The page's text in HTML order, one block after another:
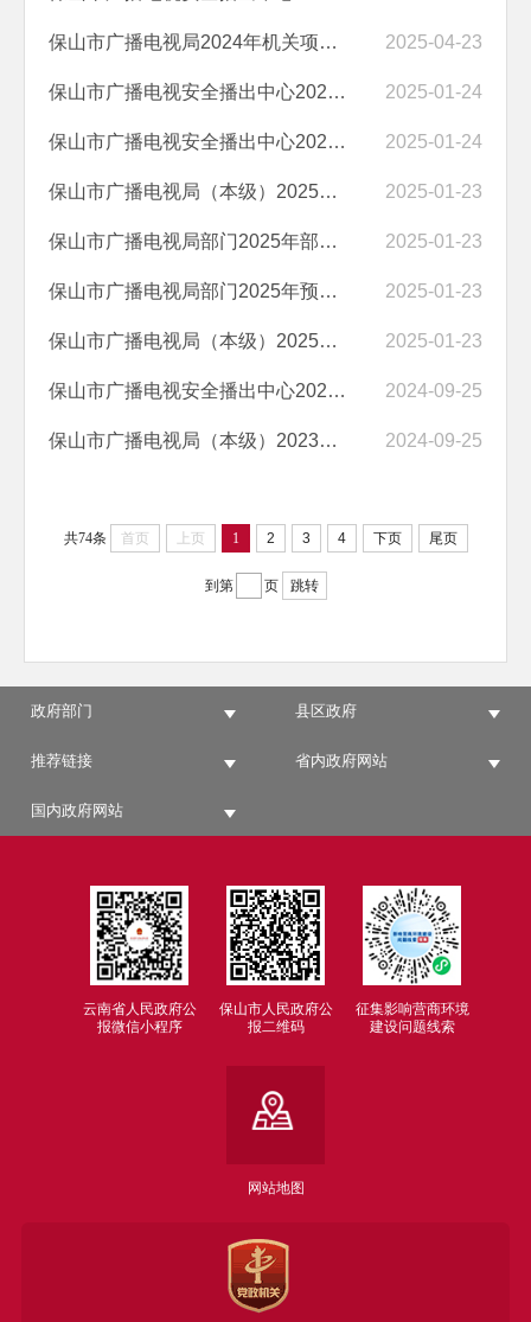
保山市广播电视局2024年机关项目支出绩效自评 2025-04-23
保山市广播电视安全播出中心2025年部门预算“三公”经费编制说明 2025-01-24
保山市广播电视安全播出中心2025年预算公开目录 2025-01-24
​保山市广播电视局（本级）2025年部门预算“三公”经费编制说明 2025-01-23
​保山市广播电视局部门2025年部门预算“三公”经费编制说明 2025-01-23
保山市广播电视局部门2025年预算公开目录 2025-01-23
保山市广播电视局（本级）2025年预算公开目录 2025-01-23
保山市广播电视安全播出中心2023年度部门决算 2024-09-25
保山市广播电视局（本级）2023年度部门决算 2024-09-25
共74条 首页 上页 1 2 3 4 下页 尾页
到第 页 跳转
政府部门 县区政府
推荐链接 省内政府网站
国内政府网站
云南省人民政府公
报微信小程序
保山市人民政府公
报二维码
征集影响营商环境
建设问题线索
网站地图